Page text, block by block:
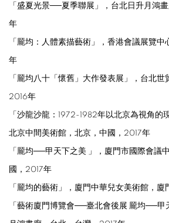
「 盛夏光景──夏季聯展」，台北日升月鴻
年
「 龎均：人體素描藝術」， 香港會議展覽中
年
「龎均八十「懷舊」大作發表展」， 台北世
2016年
「 沙龍沙龍：1972-1982年以北京為視角的
北京中間美術館， 北京，中國，2017年
「龎均──甲天下之美 」， 廈門市國際會議
國，2017年
「龎均的藝術」， 廈門中華兒女美術館，廈
「藝術廈門博覽會──臺北會後展 龎均──甲